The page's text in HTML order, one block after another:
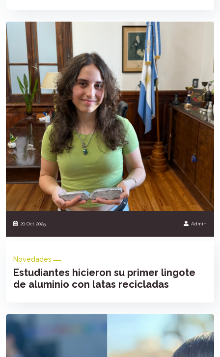
20 Oct 2025 Admin
Novedades
Estudiantes hicieron su primer lingote
de aluminio con latas recicladas